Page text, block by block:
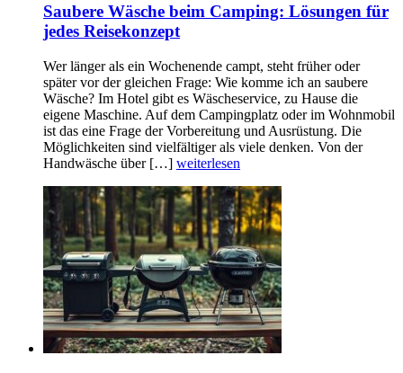
Saubere Wäsche beim Camping: Lösungen für
jedes Reisekonzept
Wer länger als ein Wochenende campt, steht früher oder
später vor der gleichen Frage: Wie komme ich an saubere
Wäsche? Im Hotel gibt es Wäscheservice, zu Hause die
eigene Maschine. Auf dem Campingplatz oder im Wohnmobil
ist das eine Frage der Vorbereitung und Ausrüstung. Die
Möglichkeiten sind vielfältiger als viele denken. Von der
Handwäsche über […] weiterlesen